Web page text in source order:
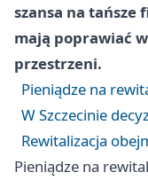
szansa na
mają poprawiać
przestrzeni.
Pieniądze na
W Szczecinie
Rewitalizacja
Pieniądze na